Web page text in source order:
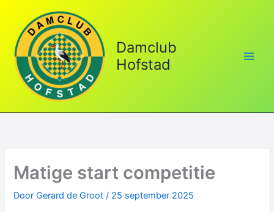
inhoud
Damclub
Hofstad
Matige start competitie
DoorGerard de Groot/ 25 september 2025